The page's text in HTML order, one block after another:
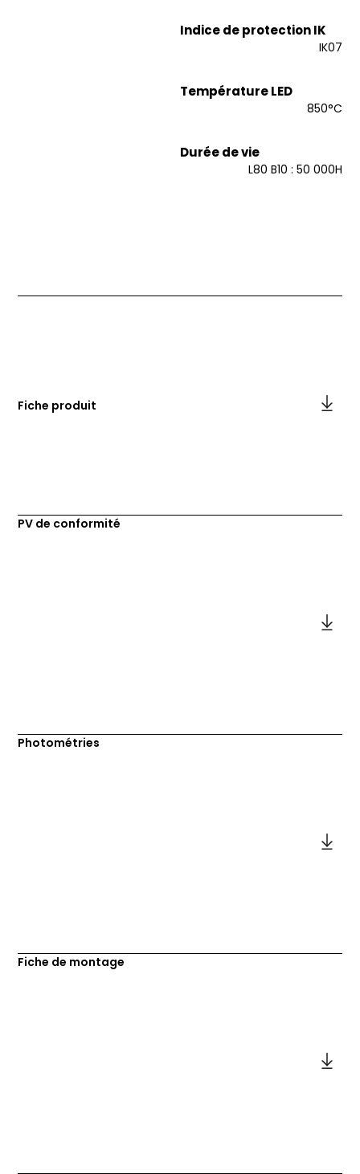
Indice de protection IK
IK07
Température LED
850°C
Durée de vie
L80 B10 : 50 000H
Fiche produit
PV de conformité
Photométries
Fiche de montage